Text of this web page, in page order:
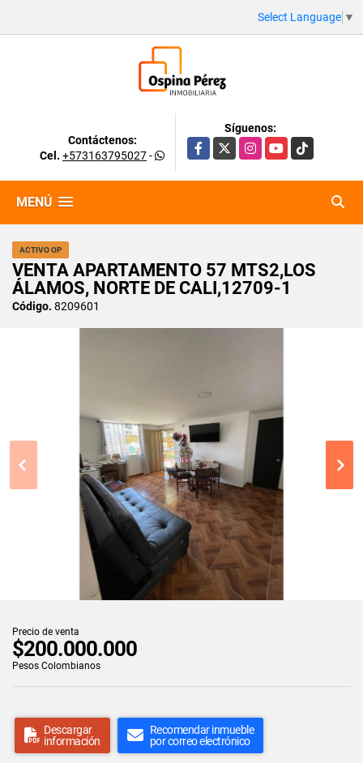
Select Language ▼
Contáctenos:
Cel. +573163795027-
Síguenos:
Facebook
X InstagramYouTubeTikTok
MENÚ
ACTIVO OP
VENTA APARTAMENTO 57 MTS2,LOS
ÁLAMOS, NORTE DE CALI,12709-1
Código. 8209601
Precio de venta
$200.000.000
Pesos Colombianos
Descargar
información
Recomendar inmueble
por correo electrónico